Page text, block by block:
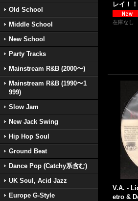
Old School
Middle School
New School
Party Tracks
Mainstream R&B (2000〜)
Mainstream R&B (1990〜1
999)
Slow Jam
New Jack Swing
Hip Hop Soul
Ground Beat
Dance Pop (Catchy系含む)
UK Soul, Acid Jazz
Europe G-Style
レイ！
在庫なし
V.A. -
etro &